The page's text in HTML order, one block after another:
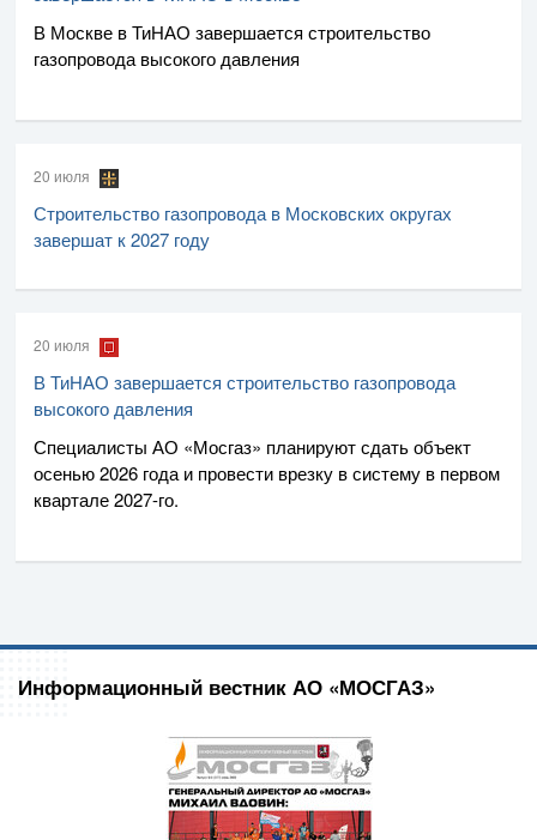
В Москве в ТиНАО завершается строительство
газопровода высокого давления
20 июля
Строительство газопровода в Московских округах
завершат к 2027 году
20 июля
В ТиНАО завершается строительство газопровода
высокого давления
Специалисты АО «Мосгаз» планируют сдать объект
осенью 2026 года и провести врезку в систему в первом
квартале2027-го.
Информационный вестник АО «МОСГАЗ»